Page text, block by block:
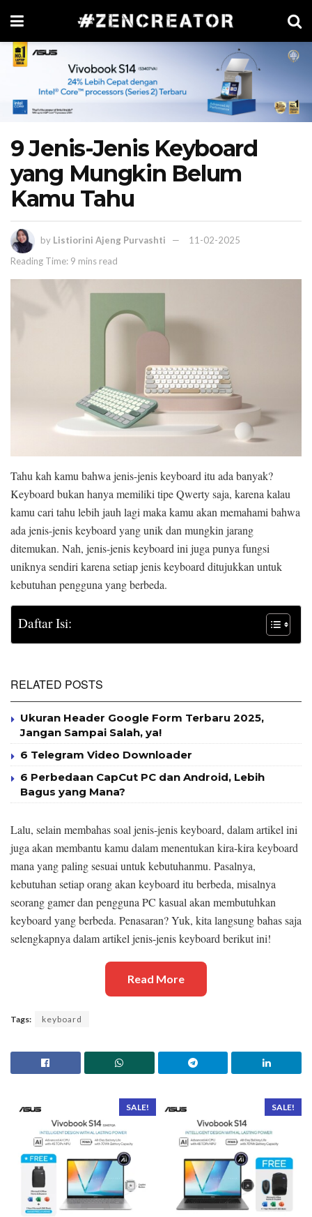
9 Jenis-Jenis Keyboard
yang Mungkin Belum
Kamu Tahu
by Listiorini Ajeng Purvashti
11-02-2025
Reading Time: 9 mins read
Tahu kah kamu bahwa jenis-jenis keyboard itu ada banyak?
Keyboard bukan hanya memiliki tipe Qwerty saja, karena kalau
kamu cari tahu lebih jauh lagi maka kamu akan memahami bahwa
ada jenis-jenis keyboard yang unik dan mungkin jarang
ditemukan. Nah, jenis-jenis keyboard ini juga punya fungsi
uniknya sendiri karena setiap jenis keyboard ditujukkan untuk
kebutuhan pengguna yang berbeda.
Daftar Isi:
RELATED POSTS
Ukuran Header Google Form Terbaru 2025,
Jangan Sampai Salah, ya!
6 Telegram Video Downloader
6 Perbedaan CapCut PC dan Android, Lebih
Bagus yang Mana?
Lalu, selain membahas soal jenis-jenis keyboard, dalam artikel ini
juga akan membantu kamu dalam menentukan kira-kira keyboard
mana yang paling sesuai untuk kebutuhanmu. Pasalnya,
kebutuhan setiap orang akan keyboard itu berbeda, misalnya
seorang gamer dan pengguna PC kasual akan membutuhkan
keyboard yang berbeda. Penasaran? Yuk, kita langsung bahas saja
selengkapnya dalam artikel jenis-jenis keyboard berikut ini!
Read More
Tags: keyboard
SALE! SALE!